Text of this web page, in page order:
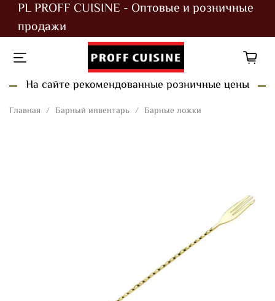
PL PROFF CUISINE - Оптовые и розничные
продажи
На сайте рекомендованные розничные цены
Главная Барный инвентарь Барные ложки